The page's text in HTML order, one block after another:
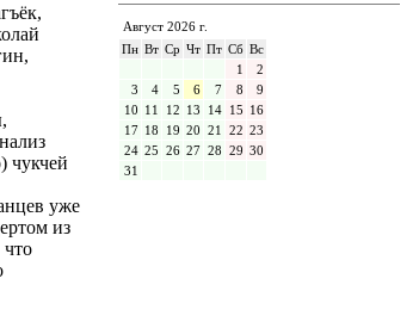
чукчей
уже
из
Август 2026 г.
Пн Вт Ср Чт Пт Сб Вс
1
2
3
4 5 6 7 8
9
10 11 12 13 14 15 16
17 18 19 20 21 22 23
24 25 26 27 28 29 30
31